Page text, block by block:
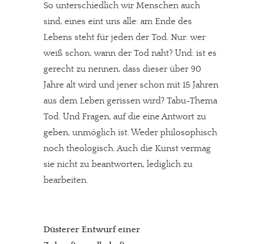
So unterschiedlich wir Menschen auch
sind, eines eint uns alle: am Ende des
Lebens steht für jeden der Tod. Nur: wer
weiß schon, wann der Tod naht? Und: ist es
gerecht zu nennen, dass dieser über 90
Jahre alt wird und jener schon mit 15 Jahren
aus dem Leben gerissen wird? Tabu-Thema
Tod. Und Fragen, auf die eine Antwort zu
geben, unmöglich ist. Weder philosophisch
noch theologisch. Auch die Kunst vermag
sie nicht zu beantworten, lediglich zu
bearbeiten.
Düsterer Entwurf einer